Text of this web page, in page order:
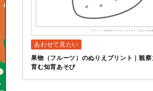
果物（フルーツ）のぬりえプリント｜観
育む知育あそび